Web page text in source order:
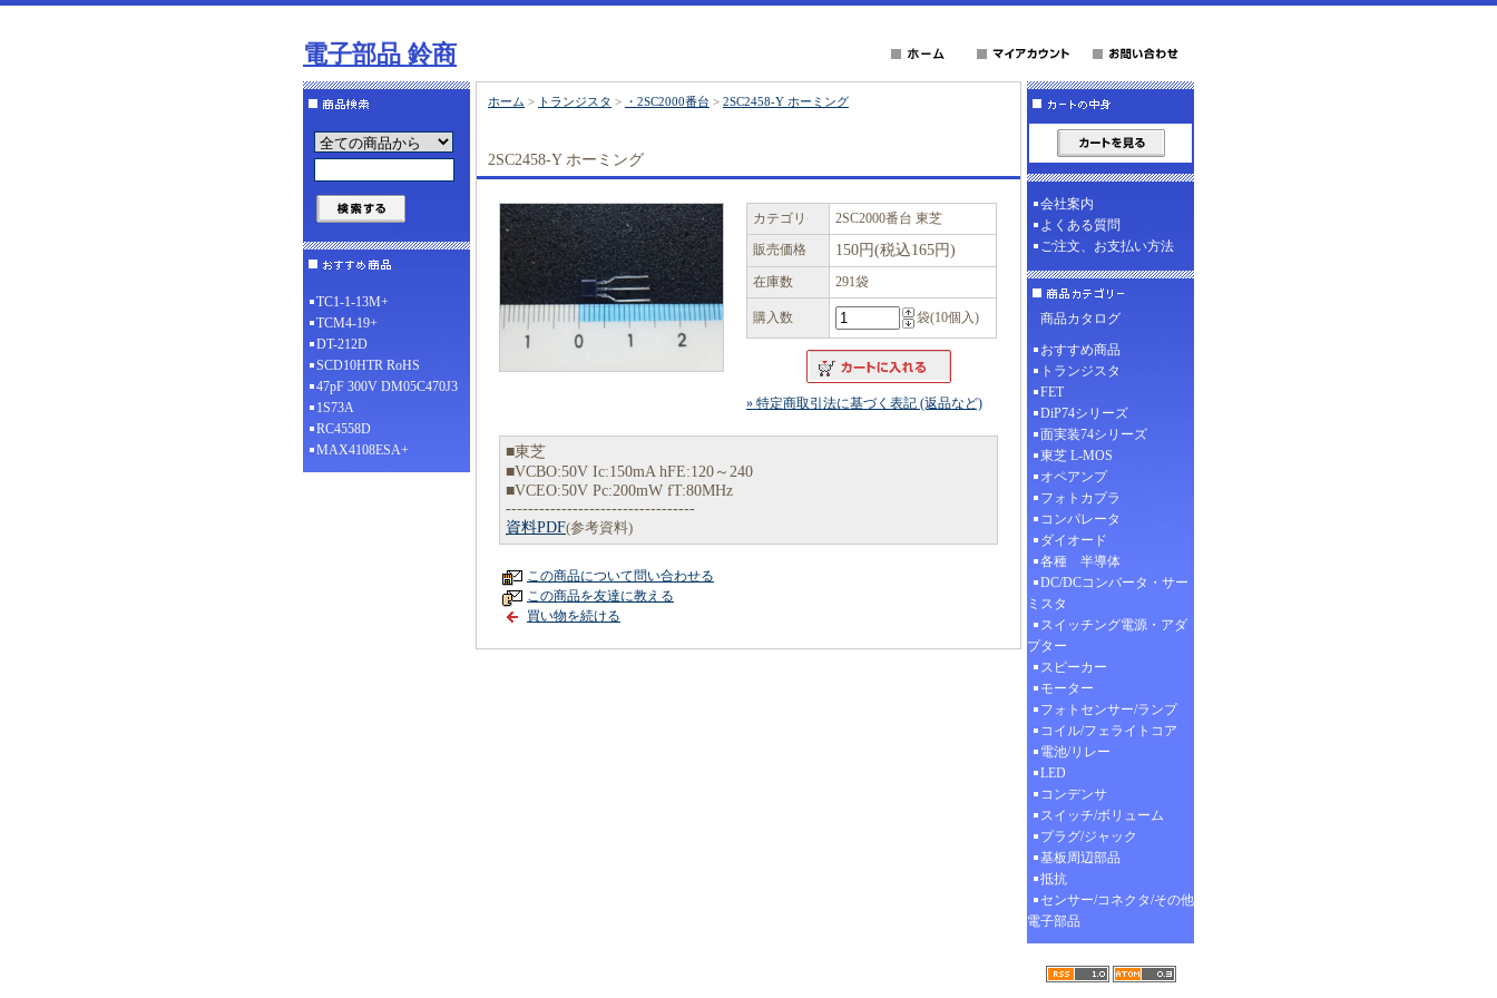
電子部品 鈴商
TC1-1-13M+
TCM4-19+
DT-212D
SCD10HTR RoHS
47pF 300V DM05C470J3
1S73A
RC4558D
MAX4108ESA+
ホーム > トランジスタ > ・2SC2000番台 > 2SC2458-Y ホーミング
2SC2458-Y ホーミング
カテゴリ
2SC2000番台 東芝
販売価格
150円(税込165円)
在庫数 291袋
購入数 袋(10個入)
» 特定商取引法に基づく表記 (返品など)
■東芝
■VCBO:50V Ic:150mA hFE:120～240
■VCEO:50V Pc:200mW fT:80MHz
----------------------------------
資料PDF(参考資料)
この商品について問い合わせる
この商品を友達に教える
買い物を続ける
会社案内
よくある質問
ご注文、お支払い方法
商品カタログ
おすすめ商品
トランジスタ
FET
DiP74シリーズ
面実装74シリーズ
東芝 L-MOS
オペアンプ
フォトカプラ
コンパレータ
ダイオード
各種 半導体
DC/DCコンバータ・サー
ミスタ
スイッチング電源・アダ
プター
スピーカー
モーター
フォトセンサー/ランプ
コイル/フェライトコア
電池/リレー
LED
コンデンサ
スイッチ/ボリューム
プラグ/ジャック
基板周辺部品
抵抗
センサー/コネクタ/その他
電子部品